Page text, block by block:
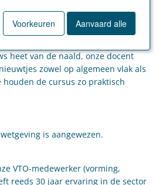
sociale actualiteit een must!
heet van de naald, onze docent
zowel op algemeen vlak als
houden de cursus zo praktisch
is aangewezen.
VTO-medewerker (vorming,
reeds 30 jaar ervaring in de sector
Voorkeuren Aanvaard alle